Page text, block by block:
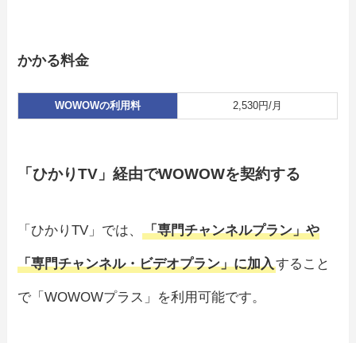
かかる料金
WOWOWの利用料 2,530円/月
「ひかりTV」経由でWOWOWを契約する
「ひかりTV」では、「専門チャンネルプラン」や
「専門チャンネル・ビデオプラン」に加入すること
で「WOWOWプラス」を利用可能です。